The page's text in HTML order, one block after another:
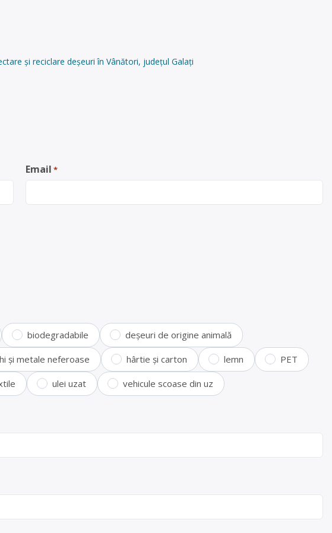
și reciclare deșeuri în Vânători, județul Galați
Email *
biodegradabile deșeuri de origine animală
și metale neferoase hârtie și carton lemn PET
ulei uzat vehicule scoase din uz